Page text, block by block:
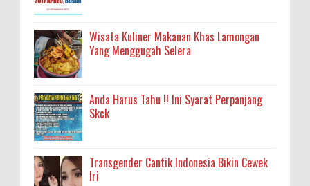
Wisata Kuliner Makanan Khas Lamongan
Yang Menggugah Selera
Anda Harus Tahu !! Ini Syarat Perpanjang
Skck
Transgender Cantik Indonesia Bikin Cewek
Iri